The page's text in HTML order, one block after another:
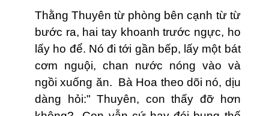
Thằng Thuyên từ phòng bên cạnh từ từ
bước ra, hai tay khoanh trước ngực, ho
lấy ho để. Nó đi tới gần bếp, lấy một bát
cơm nguội, chan nước nóng vào và
ngồi xuống ăn. Bà Hoa theo dõi nó, dịu
dàng hỏi:" Thuyên, con thấy đỡ hơn